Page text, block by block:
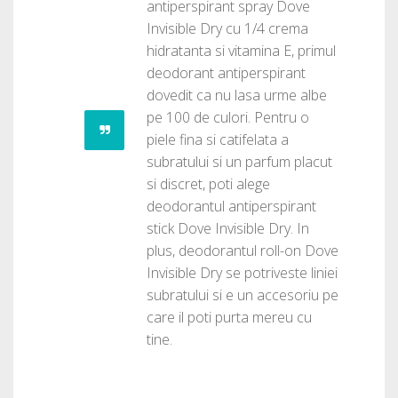
antiperspirant spray Dove
Invisible Dry cu 1/4 crema
hidratanta si vitamina E, primul
deodorant antiperspirant
dovedit ca nu lasa urme albe
pe 100 de culori. Pentru o
piele fina si catifelata a
subratului si un parfum placut
si discret, poti alege
deodorantul antiperspirant
stick Dove Invisible Dry. In
plus, deodorantul roll-on Dove
Invisible Dry se potriveste liniei
subratului si e un accesoriu pe
care il poti purta mereu cu
tine.